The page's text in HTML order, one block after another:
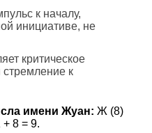
к началу,
инициативе, не
критическое
к
имени Жуан: Ж (8)
8 = 9.